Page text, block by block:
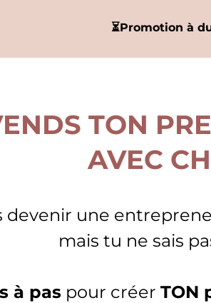
⏳Promotion à
TON
AVEC
devenir une
mais tu ne sais
à pas pour créerTON